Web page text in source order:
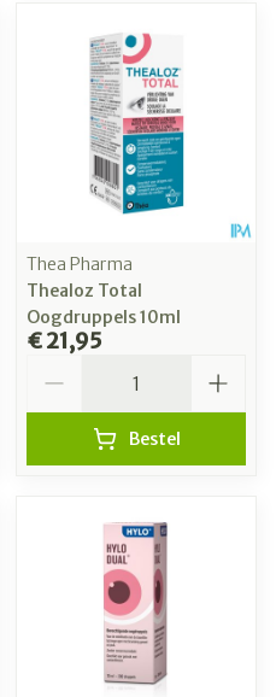
Thea Pharma
Thealoz Total
Oogdruppels 10ml
€ 21,95
Bestel